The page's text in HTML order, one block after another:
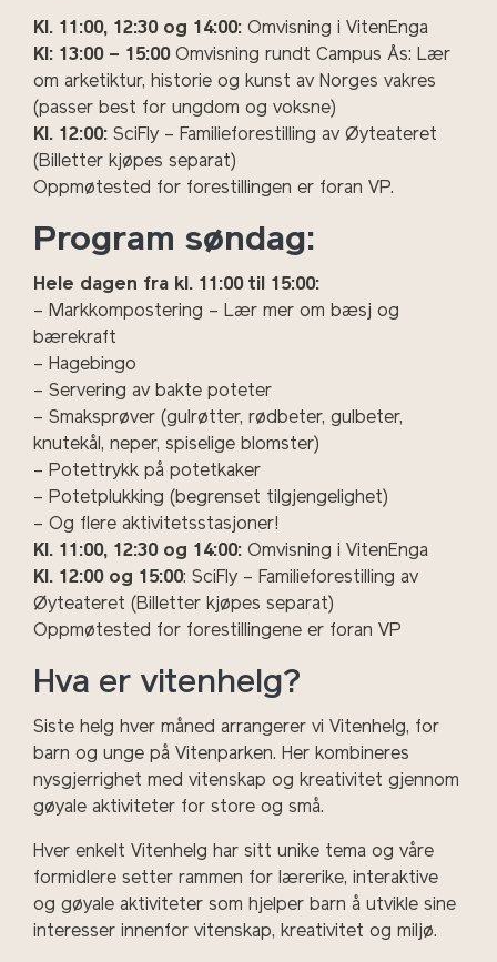
Kl. 11:00, 12:30 og 14:00: Omvisning i VitenEnga
Kl: 13:00 – 15:00 Omvisning rundt Campus Ås: Lær
om arketiktur, historie og kunst av Norges vakres
(passer best for ungdom og voksne)
Kl. 12:00: SciFly – Familieforestilling av Øyteateret
(Billetter kjøpes separat)
Oppmøtested for forestillingen er foran VP.
Program søndag:
Hele dagen fra kl. 11:00 til 15:00:
– Markkompostering – Lær mer om bæsj og
bærekraft
– Hagebingo
– Servering av bakte poteter
– Smaksprøver (gulrøtter, rødbeter, gulbeter,
knutekål, neper, spiselige blomster)
– Potettrykk på potetkaker
– Potetplukking (begrenset tilgjengelighet)
– Og flere aktivitetsstasjoner!
Kl. 11:00, 12:30 og 14:00: Omvisning i VitenEnga
Kl. 12:00 og 15:00: SciFly – Familieforestilling av
Øyteateret (Billetter kjøpes separat)
Oppmøtested for forestillingene er foran VP
Hva er vitenhelg?
Siste helg hver måned arrangerer vi Vitenhelg, for
barn og unge på Vitenparken. Her kombineres
nysgjerrighet med vitenskap og kreativitet gjennom
gøyale aktiviteter for store og små.
Hver enkelt Vitenhelg har sitt unike tema og våre
formidlere setter rammen for lærerike, interaktive
og gøyale aktiviteter som hjelper barn å utvikle sine
interesser innenfor vitenskap, kreativitet og miljø.